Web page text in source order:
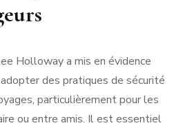
Holloway a mis en évidence
des pratiques de sécurité
particulièrement pour les
ou entre amis. Il est essentiel